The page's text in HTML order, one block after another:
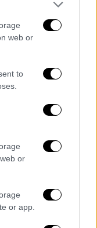
web or
to
or
or app.
πάντως
σε αυτή
τη Γαλλία και
η οποία, αν
και να μην
δώσει η
της λίρας